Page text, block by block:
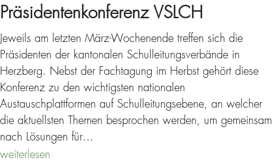
Präsidentenkonferenz VSLCH
Jeweils am letzten März-Wochenende treffen sich die
Präsidenten der kantonalen Schulleitungsverbände in
Herzberg. Nebst der Fachtagung im Herbst gehört diese
Konferenz zu den wichtigsten nationalen
Austauschplattformen auf Schulleitungsebene, an welcher
die aktuellsten Themen besprochen werden, um gemeinsam
nach Lösungen für…
weiterlesen